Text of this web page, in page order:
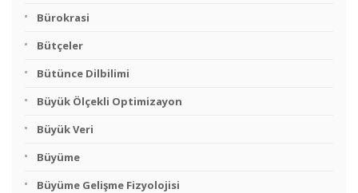
Bürokrasi
Bütçeler
Bütünce Dilbilimi
Büyük Ölçekli Optimizayon
Büyük Veri
Büyüme
Büyüme Gelişme Fizyolojisi